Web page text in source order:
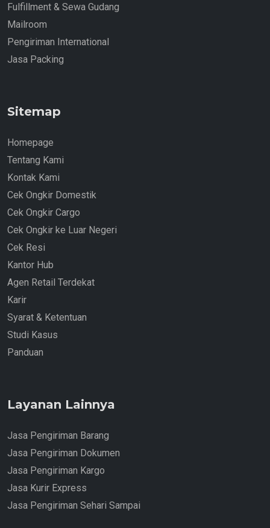
Fulfillment & Sewa Gudang
Mailroom
Pengiriman International
Jasa Packing
Sitemap
Homepage
Tentang Kami
Kontak Kami
Cek Ongkir Domestik
Cek Ongkir Cargo
Cek Ongkir ke Luar Negeri
Cek Resi
Kantor Hub
Agen Retail Terdekat
Karir
Syarat & Ketentuan
Studi Kasus
Panduan
Layanan Lainnya
Jasa Pengiriman Barang
Jasa Pengiriman Dokumen
Jasa Pengiriman Kargo
Jasa Kurir Express
Jasa Pengiriman Sehari Sampai